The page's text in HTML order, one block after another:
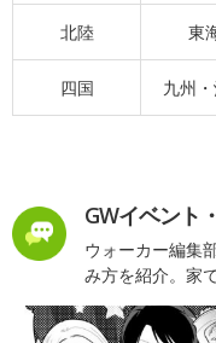
北陸 東
四国 九州
GWイベント
ウォーカー編集
み方を紹介。家